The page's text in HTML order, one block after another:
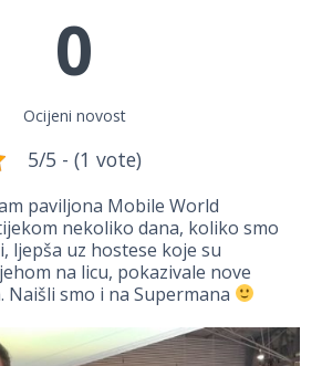
0
Ocijeni novost
5/5 - (1 vote)
paviljona Mobile World
nekoliko dana, koliko smo
ljepša uz hostese koje su
na licu, pokazivale nove
Naišli smo i na Supermana